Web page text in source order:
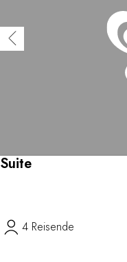
Suite
4 Reisende